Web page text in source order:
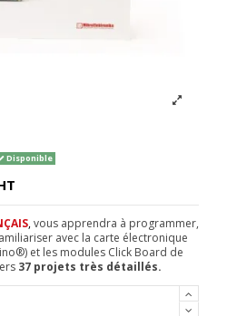
Disponible
,vous apprendra à programmer,
avec la carte électronique
et les modules Click Board de
37 projets très détaillés.